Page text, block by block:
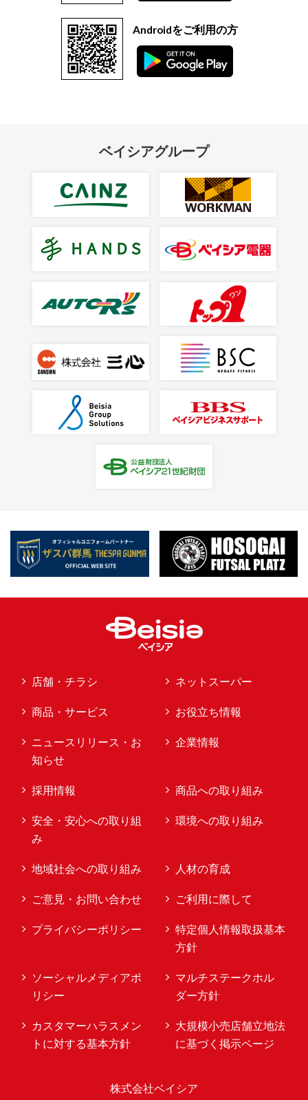
Androidをご利用の方
ベイシアグループ
店舗・チラシ ネットスーパー
商品・サービス お役立ち情報
ニュースリリース・お
知らせ
企業情報
採用情報 商品への取り組み
安全・安心への取り組
み
環境への取り組み
地域社会への取り組み 人材の育成
ご意見・お問い合わせ ご利用に際して
プライバシーポリシー
特定個人情報取扱基本
方針
ソーシャルメディアポ
リシー
マルチステークホル
ダー方針
カスタマーハラスメン
トに対する基本方針
大規模小売店舗立地法
に基づく掲示ページ
株式会社ベイシア